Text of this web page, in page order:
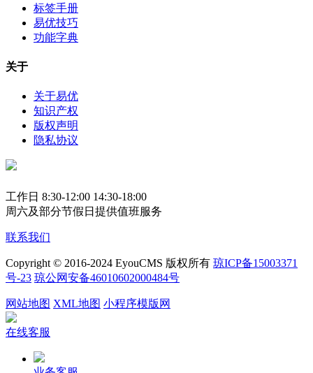
标签手册
易优技巧
功能字典
关于
关于易优
知识产权
版权声明
隐私协议
工作日 8:30-12:00 14:30-18:00
周六及部分节假日提供值班服务
联系我们
Copyright © 2016-2024 EyouCMS 版权所有 琼ICP备15003371
号-23 琼公网安备46010602000484号
网站地图 XML地图 小程序模版网
在线客服